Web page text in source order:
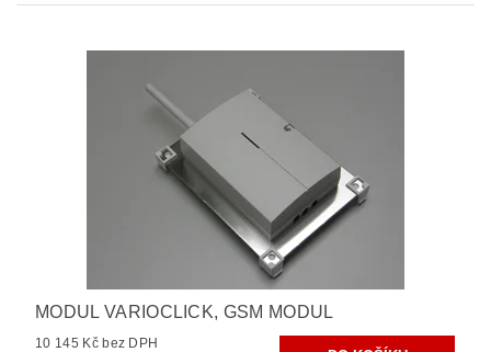
MODUL VARIOCLICK, GSM MODUL
10 145 Kč bez DPH